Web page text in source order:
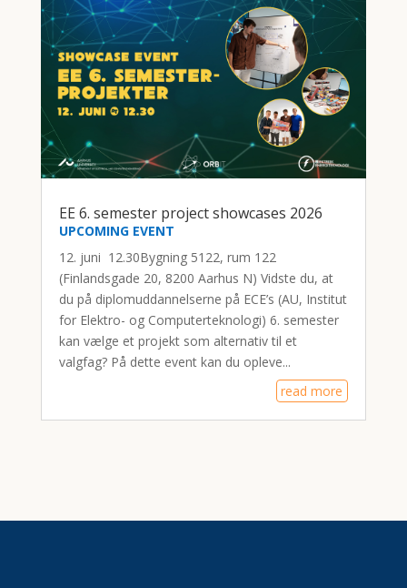
EE 6. semester project showcases 2026
UPCOMING EVENT
12. juni 12.30Bygning 5122, rum 122
(Finlandsgade 20, 8200 Aarhus N) Vidste du, at
du på diplomuddannelserne på ECE’s (AU, Institut
for Elektro- og Computerteknologi) 6. semester
kan vælge et projekt som alternativ til et
valgfag? På dette event kan du opleve...
read more